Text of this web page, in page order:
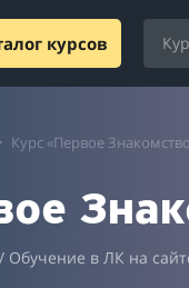
курсов
Курс «Первое
Обучение в ЛК на